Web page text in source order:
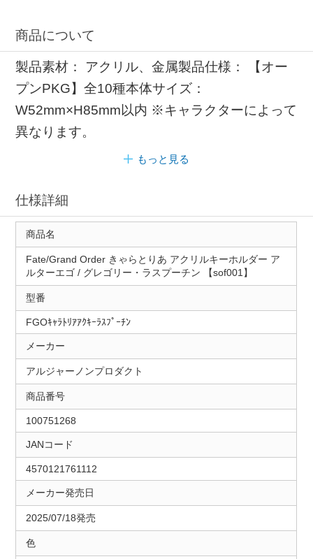
商品について
製品素材： アクリル、金属製品仕様： 【オー
プンPKG】全10種本体サイズ：
W52mm×H85mm以内 ※キャラクターによって
異なります。
もっと見る
仕様詳細
商品名
Fate/Grand Order きゃらとりあ アクリルキーホルダー ア
ルターエゴ / グレゴリー・ラスプーチン 【sof001】
型番
FGOｷｬﾗﾄﾘｱｱｸｷｰﾗｽﾌﾟｰﾁﾝ
メーカー
アルジャーノンプロダクト
商品番号
100751268
JANコード
4570121761112
メーカー発売日
2025/07/18発売
色